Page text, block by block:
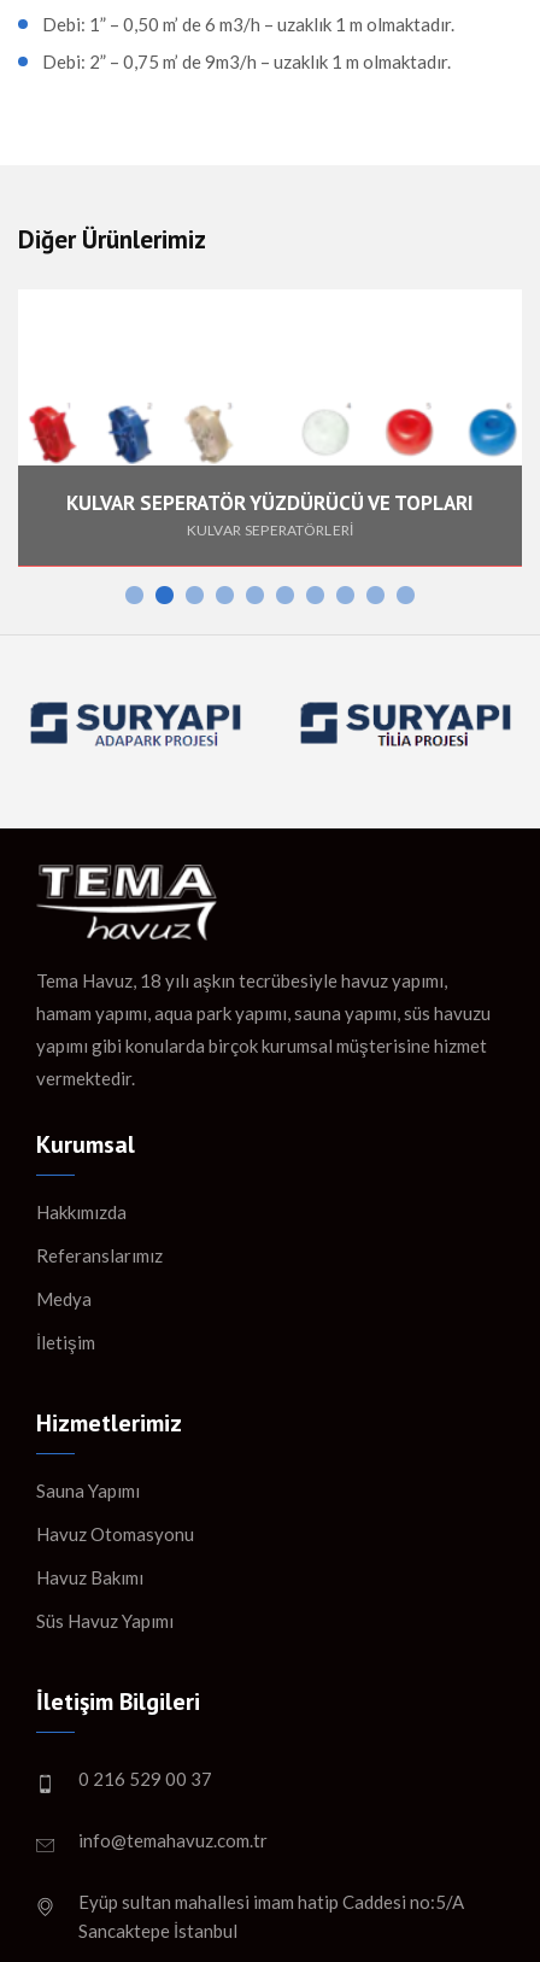
Debi: 1” – 0,50 m’ de 6 m3/h – uzaklık 1 m olmaktadır.
Debi: 2” – 0,75 m’ de 9m3/h – uzaklık 1 m olmaktadır.
Diğer Ürünlerimiz
KULVAR SEPERATÖR YÜZDÜRÜCÜ VE TOPLARI
KULVAR SEPERATÖRLERİ
Tema Havuz, 18 yılı aşkın tecrübesiyle havuz yapımı,
hamam yapımı, aqua park yapımı, sauna yapımı, süs havuzu
yapımı gibi konularda birçok kurumsal müşterisine hizmet
vermektedir.
Kurumsal
Hakkımızda
Referanslarımız
Medya
İletişim
Hizmetlerimiz
Sauna Yapımı
Havuz Otomasyonu
Havuz Bakımı
Süs Havuz Yapımı
İletişim Bilgileri
0 216 529 00 37
info@temahavuz.com.tr
Eyüp sultan mahallesi imam hatip Caddesi no:5/A
Sancaktepe İstanbul